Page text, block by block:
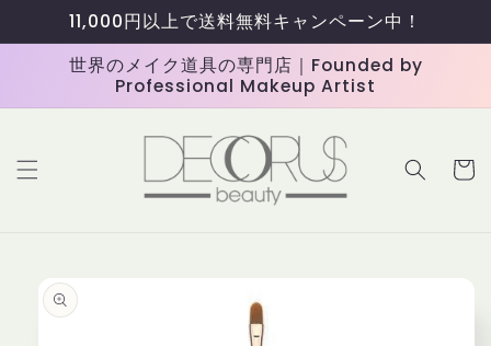
ンツに
進む
11,000円以上で送料無料キャンペーン中！
世界のメイク道具の専門店｜Founded by
Professional Makeup Artist
ー
報にス
キップ